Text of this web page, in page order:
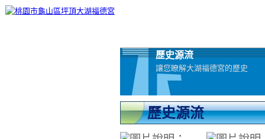
歷史源流
讓您瞭解大湖福德宮的歷史
歷史源流